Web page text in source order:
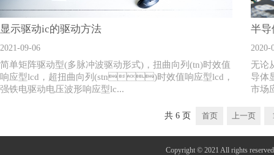
显示驱动ic的驱动方法
2021-09-06
简单矩阵驱动型(多脉冲波驱动形式)，扭曲向列(tn)时效值
响应型lcd，超扭曲向列(stn)时效值响应型lcd，
强铁电驱动电压波形响应型lc...
半导
2020-
无论
导体
市场
共 6 页 首页 上一页
Copyright © 2021 All rights